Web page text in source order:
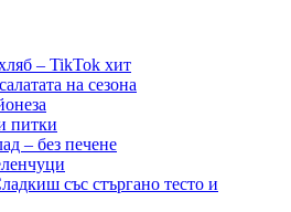
– TikTok хит
на сезона
питки
– без печене
със стъргано тесто и